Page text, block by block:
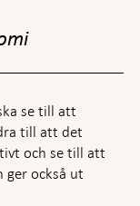
se till att
till att det
och se till att
ger också ut